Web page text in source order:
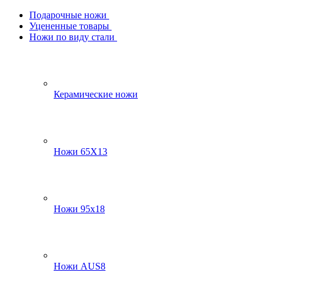
Подарочные ножи
Уцененные товары
Ножи по виду стали
Керамические ножи
Ножи 65Х13
Ножи 95х18
Ножи AUS8